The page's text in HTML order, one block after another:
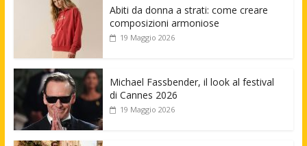
Abiti da donna a strati: come creare
composizioni armoniose
19 Maggio 2026
Michael Fassbender, il look al festival
di Cannes 2026
19 Maggio 2026